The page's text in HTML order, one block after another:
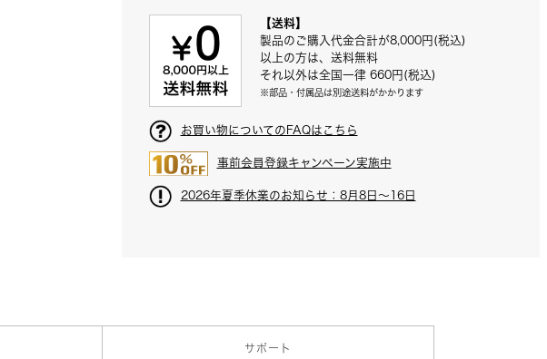
【送料】
製品のご購入代金合計が8,000円(税込)
以上の方は、送料無料
それ以外は全国一律 660円(税込)
※部品・付属品は別途送料がかかります
お買い物についてのFAQはこちら
事前会員登録キャンペーン実施中
2026年夏季休業のお知らせ：8月8日～16日
サポート